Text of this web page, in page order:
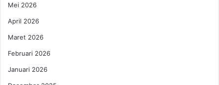
a
t
J
a
a
a
m
.
0
0
P
Mei 2026
April 2026
Maret 2026
Februari 2026
Januari 2026